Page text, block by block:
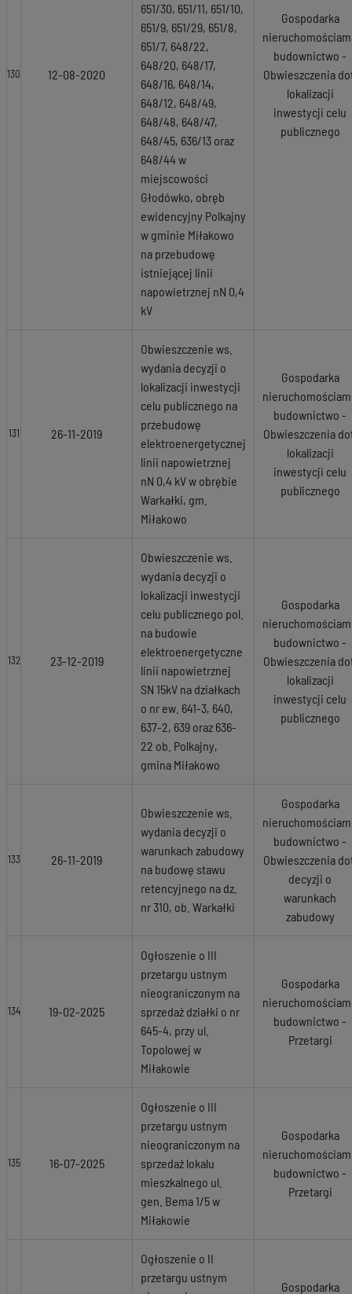
130 12-08-2020
651/30, 651/11, 651/10,
651/9, 651/29, 651/8,
651/7, 648/22,
648/20, 648/17,
648/16, 648/14,
648/12, 648/49,
648/48, 648/47,
648/45, 636/13 oraz
648/44 w
miejscowości
Głodówko, obręb
ewidencyjny Polkajny
w gminie Miłakowo
na przebudowę
istniejącej linii
napowietrznej nN 0,4
kV
Gospodarka
budownictwo -
Obwieszczenia
lokalizacji
inwestycji celu
publicznego
131 26-11-2019
Obwieszczenie ws.
wydania decyzji o
lokalizacji inwestycji
celu publicznego na
przebudowę
elektroenergetycznej
linii napowietrznej
nN 0,4 kV w obrębie
Warkałki, gm.
Miłakowo
Gospodarka
budownictwo -
Obwieszczenia
lokalizacji
inwestycji celu
publicznego
132 23-12-2019
Obwieszczenie ws.
wydania decyzji o
lokalizacji inwestycji
celu publicznego pol.
na budowie
elektroenergetyczne
linii napowietrznej
SN 15kV na działkach
o nr ew. 641-3, 640,
637-2, 639 oraz 636-
22 ob. Polkajny,
gmina Miłakowo
Gospodarka
budownictwo -
Obwieszczenia
lokalizacji
inwestycji celu
publicznego
133 26-11-2019
Obwieszczenie ws.
wydania decyzji o
warunkach zabudowy
na budowę stawu
retencyjnego na dz.
nr 310, ob. Warkałki
Gospodarka
budownictwo -
Obwieszczenia
decyzji o
warunkach
zabudowy
134 19-02-2025
Ogłoszenie o III
przetargu ustnym
nieograniczonym na
sprzedaż działki o nr
645-4, przy ul.
Topolowej w
Miłakowie
Gospodarka
budownictwo -
Przetargi
135 16-07-2025
Ogłoszenie o III
przetargu ustnym
nieograniczonym na
sprzedaż lokalu
mieszkalnego ul.
gen. Bema 1/5 w
Miłakowie
Gospodarka
budownictwo -
Przetargi
Ogłoszenie o II
przetargu ustnym
Gospodarka